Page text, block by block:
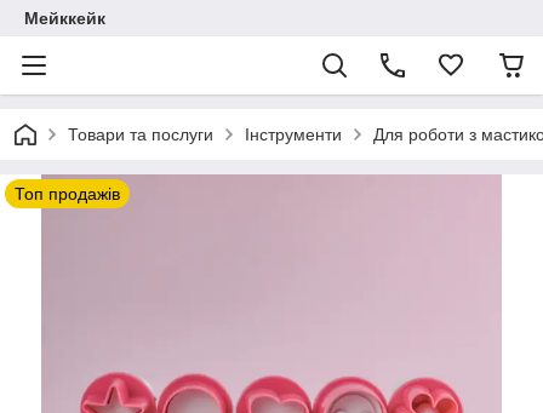
Мейккейк
Товари та послуги Інструменти Для роботи з
Топ продажів